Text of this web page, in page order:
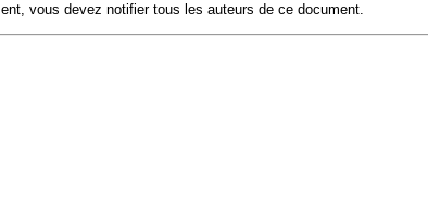
vous devez notifier tous les auteurs de ce document.